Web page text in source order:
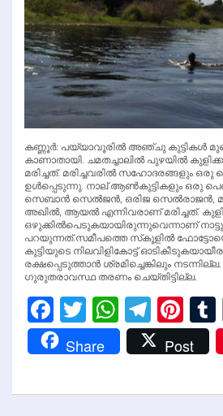
കണ്ണൂര്‍: പയ്യാവൂരില്‍ അഞ്ചു കുട്ടികള്‍ മുങ്ങി
കാണാതായി. ചമതച്ചാലില്‍ പുഴയില്‍
മരിച്ചത്. മരിച്ചവരില്‍ സഹോദരങ്ങളും ഒരു
ഉള്‍പ്പെടുന്നു. നാല് ആണ്‍കുട്ടികളും ഒരു
സെബാന്‍ സെല്‍ജന്‍, ഒരിജ സെല്‍രാജന്‍,
അഖില്‍, ആയല്‍ എന്നിവരാണ് മരിച്ചത്.
ഒഴുക്കില്‍പെടുകയായിരുന്നുവെന്നാണ്
പറയുന്നത്.സമീപത്തെ സ്‌കൂളില്‍
കുട്ടിയുടെ നിലവിളികോട്ട്
രക്ഷപ്പെടുത്താന്‍ ശ്രമിച്ചെങ്കിലും നടന്നില്ല.
ഗുരുതരാവസ്ഥ തരണം ചെയ്തിട്ടില്ല.
Facebook
Twitter
Share Post